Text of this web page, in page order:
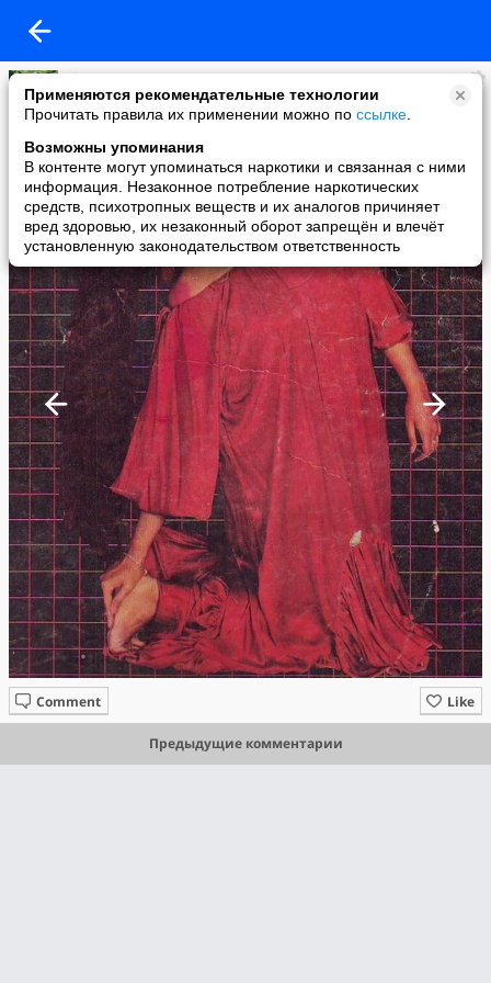
Применяются рекомендательные технологии
Прочитать правила их применении можно по ссылке
Возможны упоминания
В контенте могут упоминаться наркотики и связанная с ними
информация. Незаконное потребление наркотических
средств, психотропных веществ и их аналогов причиняет
вред здоровью, их незаконный оборот запрещён и влечёт
установленную законодательством ответственность
Elena Guseva Ortega
added a photo
18 Jan в 22:01
Like
Comment
Предыдущие комментарии